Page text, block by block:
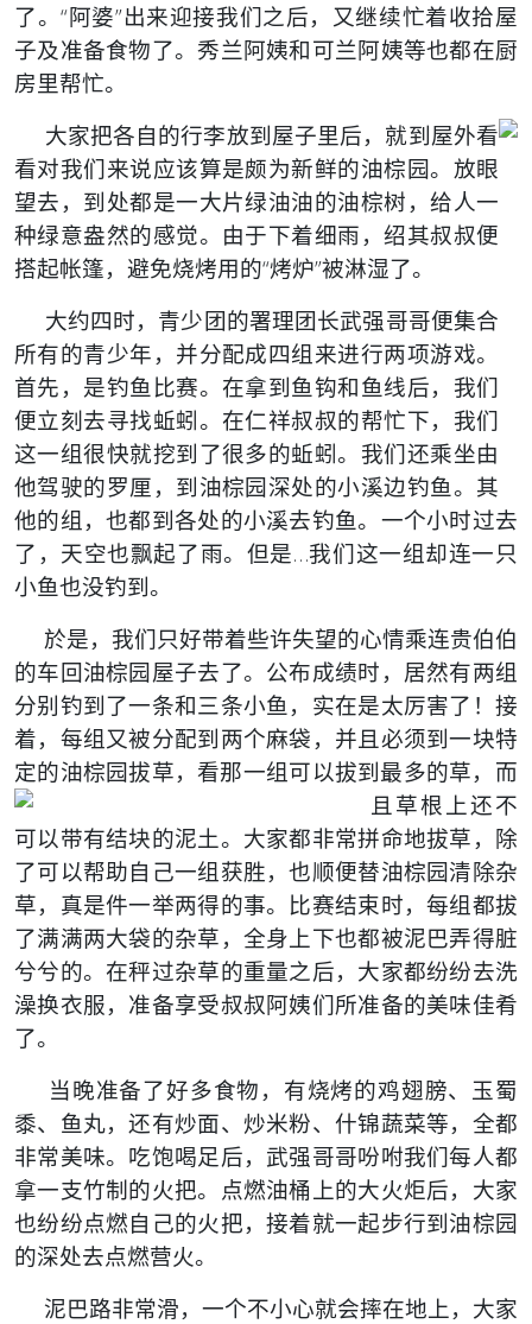
了。“阿婆”出来迎接我们之后，又继续忙着收拾屋
子及准备食物了。秀兰阿姨和可兰阿姨等也都在厨
房里帮忙。
大家把各自的行李放到屋子里后，就到屋外看
看对我们来说应该算是颇为新鲜的油棕园。放眼
望去，到处都是一大片绿油油的油棕树，给人一
种绿意盎然的感觉。由于下着细雨，绍其叔叔便
搭起帐篷，避免烧烤用的“烤炉”被淋湿了。
大约四时，青少团的署理团长武强哥哥便集合
所有的青少年，并分配成四组来进行两项游戏。
首先，是钓鱼比赛。在拿到鱼钩和鱼线后，我们
便立刻去寻找蚯蚓。在仁祥叔叔的帮忙下，我们
这一组很快就挖到了很多的蚯蚓。我们还乘坐由
他驾驶的罗厘，到油棕园深处的小溪边钓鱼。其
他的组，也都到各处的小溪去钓鱼。一个小时过去
了，天空也飘起了雨。但是…我们这一组却连一只
小鱼也没钓到。
於是，我们只好带着些许失望的心情乘连贵伯伯
的车回油棕园屋子去了。公布成绩时，居然有两组
分别钓到了一条和三条小鱼，实在是太厉害了！接
着，每组又被分配到两个麻袋，并且必须到一块特
定的油棕园拔草，看那一组可以拔到最多的草，而
且草根上还不
可以带有结块的泥土。大家都非常拼命地拔草，除
了可以帮助自己一组获胜，也顺便替油棕园清除杂
草，真是件一举两得的事。比赛结束时，每组都拔
了满满两大袋的杂草，全身上下也都被泥巴弄得脏
兮兮的。在秤过杂草的重量之后，大家都纷纷去洗
澡换衣服，准备享受叔叔阿姨们所准备的美味佳肴
了。
当晚准备了好多食物，有烧烤的鸡翅膀、玉蜀
黍、鱼丸，还有炒面、炒米粉、什锦蔬菜等，全都
非常美味。吃饱喝足后，武强哥哥吩咐我们每人都
拿一支竹制的火把。点燃油桶上的大火炬后，大家
也纷纷点燃自己的火把，接着就一起步行到油棕园
的深处去点燃营火。
泥巴路非常滑，一个不小心就会摔在地上，大家